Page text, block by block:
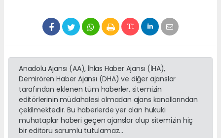
Anadolu Ajansı (AA), İhlas Haber Ajansı (İHA),
Demirören Haber Ajansı (DHA) ve diğer ajanslar
tarafından eklenen tüm haberler, sitemizin
editörlerinin müdahalesi olmadan ajans kanallarından
çekilmektedir. Bu haberlerde yer alan hukuki
muhataplar haberi geçen ajanslar olup sitemizin hiç
bir editörü sorumlu tutulamaz...